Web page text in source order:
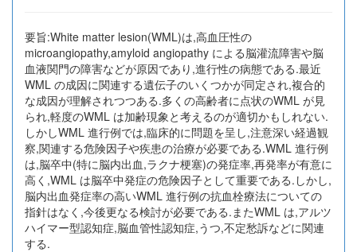
要旨:White matter lesion(WML)は,高血圧性の
microangiopathy,amyloid angiopathy による脳灌流障害や脳
血液関門の障害などが原因であり,進行性の病態である.最近
WML の成因に関連する遺伝子のいくつかが同定され,複合的
な成因が理解されつつある.多くの高齢者に点状のWML が見
られ,軽度のWML は加齢現象と考えるのが適切かもしれない.
しかしWML 進行例では,臨床的に問題を呈し,注意深い経過観
察,関連する危険因子や疾患の治療が必要である.WML 進行例
は,脳卒中(特に脳内出血,ラクナ梗塞)の発症率,再発率が有意に
高く,WML は脳卒中発症の危険因子として重要である.しかし,
脳内出血発症率の高いWML 進行例の抗血栓療法についての
指針はなく,今後更なる検討が必要である.またWML は,アルツ
ハイマー型認知症,脳血管性認知症,うつ,不定愁訴などに関連
する.